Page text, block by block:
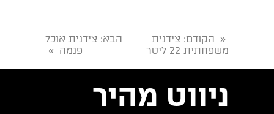
« הקודם: צידנית
משפחתית 22 ליטר
הבא: צידנית אוכל
פנמה
»
ניווט מהיר